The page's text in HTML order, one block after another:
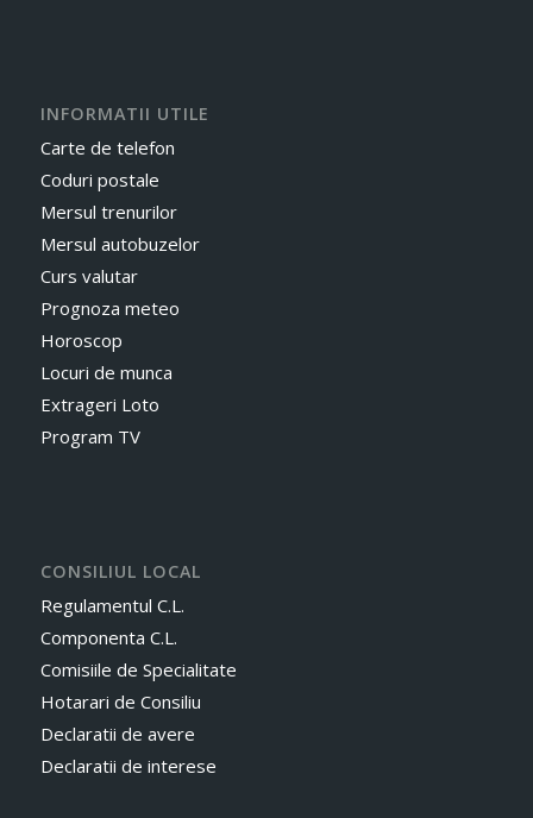
INFORMATII UTILE
Carte de telefon
Coduri postale
Mersul trenurilor
Mersul autobuzelor
Curs valutar
Prognoza meteo
Horoscop
Locuri de munca
Extrageri Loto
Program TV
CONSILIUL LOCAL
Regulamentul C.L.
Componenta C.L.
Comisiile de Specialitate
Hotarari de Consiliu
Declaratii de avere
Declaratii de interese